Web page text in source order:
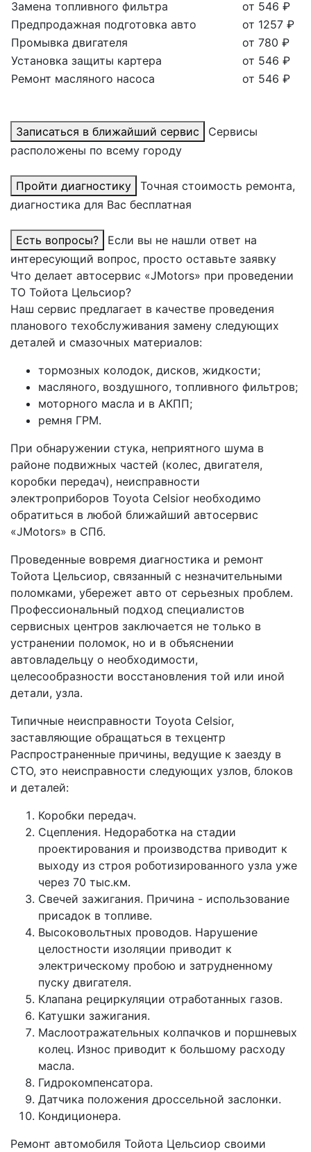
Замена топливного фильтра
от 546 ₽
Предпродажная подготовка авто
от 1257 ₽
Промывка двигателя
от 780 ₽
Установка защиты картера
от 546 ₽
Ремонт масляного насоса
от 546 ₽
Записаться в ближайший сервис
Сервисы
расположены по всему городу
Пройти диагностику
Точная стоимость ремонта,
диагностика для Вас бесплатная
Есть вопросы?
Если вы не нашли ответ на
интересующий вопрос, просто оставьте заявку
Что делает автосервис «JMotors» при проведении
ТО Тойота Цельсиор?
Наш сервис предлагает в качестве проведения
планового техобслуживания замену следующих
деталей и смазочных материалов:
тормозных колодок, дисков, жидкости;
масляного, воздушного, топливного фильтров;
моторного масла и в АКПП;
ремня ГРМ.
При обнаружении стука, неприятного шума в
районе подвижных частей (колес, двигателя,
коробки передач), неисправности
электроприборов Toyota Celsior необходимо
обратиться в любой ближайший автосервис
«JMotors» в СПб.
Проведенные вовремя диагностика и ремонт
Тойота Цельсиор, связанный с незначительными
поломками, убережет авто от серьезных проблем.
Профессиональный подход специалистов
сервисных центров заключается не только в
устранении поломок, но и в объяснении
автовладельцу о необходимости,
целесообразности восстановления той или иной
детали, узла.
Типичные неисправности Toyota Celsior,
заставляющие обращаться в техцентр
Распространенные причины, ведущие к заезду в
СТО, это неисправности следующих узлов, блоков
и деталей:
Коробки передач.
Сцепления. Недоработка на стадии
проектирования и производства приводит к
выходу из строя роботизированного узла уже
через 70 тыс.км.
Свечей зажигания. Причина - использование
присадок в топливе.
Высоковольтных проводов. Нарушение
целостности изоляции приводит к
электрическому пробою и затрудненному
пуску двигателя.
Клапана рециркуляции отработанных газов.
Катушки зажигания.
Маслоотражательных колпачков и поршневых
колец. Износ приводит к большому расходу
масла.
Гидрокомпенсатора.
Датчика положения дроссельной заслонки.
Кондиционера.
Ремонт автомобиля Тойота Цельсиор своими